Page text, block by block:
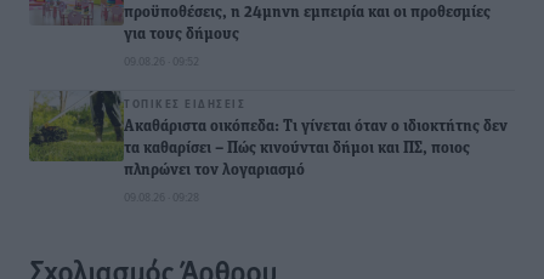
προϋποθέσεις, η 24μηνη εμπειρία και οι προθεσμίες
για τους δήμους
09.08.26 · 09:52
ΤΟΠΙΚΈΣ ΕΙΔΉΣΕΙΣ
Ακαθάριστα οικόπεδα: Τι γίνεται όταν ο ιδιοκτήτης δεν
τα καθαρίσει – Πώς κινούνται δήμοι και ΠΣ, ποιος
πληρώνει τον λογαριασμό
09.08.26 · 09:28